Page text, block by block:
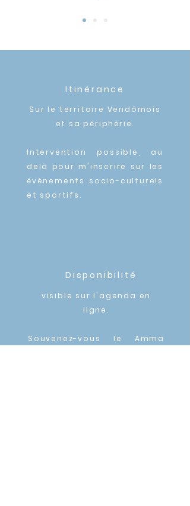
Itinérance
Sur le territoire Vendômois
et sa périphérie.
Intervention possible, au
delà pour m'inscrire sur les
évènements socio-culturels
et sportifs .
Disponibilité
visible sur l'agenda en
ligne.
Souvenez-vous le Amma